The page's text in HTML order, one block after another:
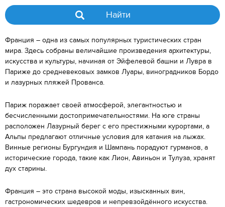
Найти
Франция – одна из самых популярных туристических стран
мира. Здесь собраны величайшие произведения архитектуры,
искусства и культуры, начиная от Эйфелевой башни и Лувра в
Париже до средневековых замков Луары, виноградников Бордо
и лазурных пляжей Прованса.
Париж поражает своей атмосферой, элегантностью и
бесчисленными достопримечательностями. На юге страны
расположен Лазурный берег с его престижными курортами, а
Альпы предлагают отличные условия для катания на лыжах.
Винные регионы Бургундия и Шампань порадуют гурманов, а
исторические города, такие как Лион, Авиньон и Тулуза, хранят
дух старины.
Франция – это страна высокой моды, изысканных вин,
гастрономических шедевров и непревзойдённого искусства.